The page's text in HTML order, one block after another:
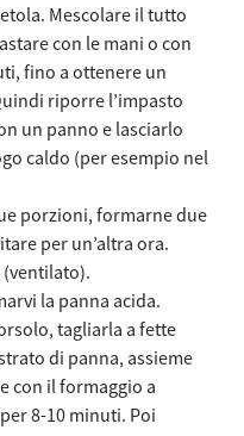
Mescolare il tutto
con le mani o con
fino a ottenere un
riporre l’impasto
un panno e lasciarlo
caldo (per esempio nel
porzioni, formarne due
per un’altra ora.
(ventilato).
la panna acida.
tagliarla a fette
di panna, assieme
con il formaggio a
8-10 minuti. Poi